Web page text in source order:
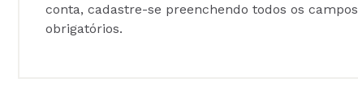
conta, cadastre-se preenchendo todos os campos
obrigatórios.